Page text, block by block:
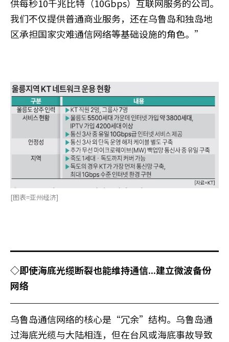
供每秒10千兆比特（10Gbps）互联网服务的公司。
我们不仅提供普通商业服务，还在乌鲁岛和独岛地
区承担国家灾难通信网络等基础设施的角色。”
[图表=亚州经济]
◇即使海底光缆断裂也能维持通信...建立微波备份
网络
乌鲁岛通信网络的核心是“冗余”结构。乌鲁岛通
过海底光缆与大陆相连，但在台风或海底事故导致